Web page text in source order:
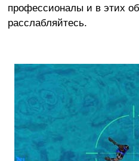
профессионалы и в этих
расслабляйтесь.